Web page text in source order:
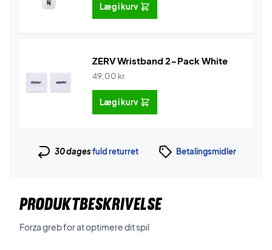
Læg i kurv
ZERV Wristband 2-Pack White
49,00 kr.
Læg i kurv
30 dagesfuld returret Betalingsmidler
PRODUKTBESKRIVELSE
Forza greb for at optimere dit spil